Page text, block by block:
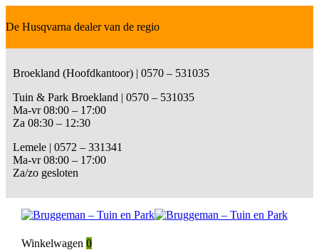
De Husqvarna dealer van de regio
Broekland (Hoofdkantoor) | 0570 – 531035
Tuin & Park Broekland | 0570 – 531035
Ma-vr 08:00 – 17:00
Za 08:30 – 12:30
Lemele | 0572 – 331341
Ma-vr 08:00 – 17:00
Za/zo gesloten
Winkelwagen 0